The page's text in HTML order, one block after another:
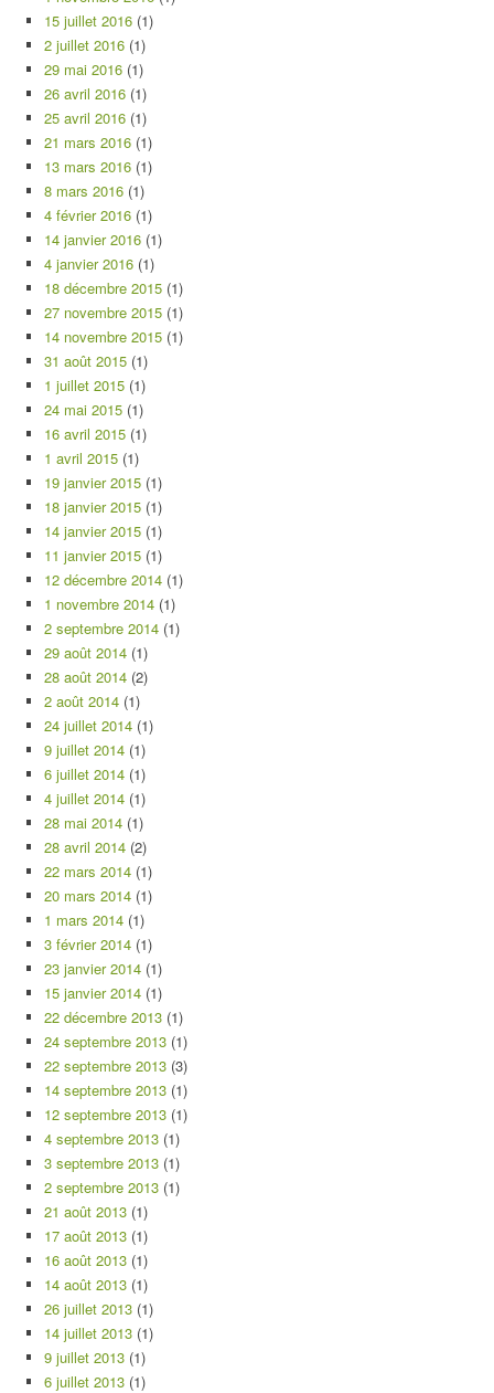
15 juillet 2016 (1)
2 juillet 2016 (1)
29 mai 2016 (1)
26 avril 2016 (1)
25 avril 2016 (1)
21 mars 2016 (1)
13 mars 2016 (1)
8 mars 2016 (1)
4 février 2016 (1)
14 janvier 2016 (1)
4 janvier 2016 (1)
18 décembre 2015 (1)
27 novembre 2015 (1)
14 novembre 2015 (1)
31 août 2015 (1)
1 juillet 2015 (1)
24 mai 2015 (1)
16 avril 2015 (1)
1 avril 2015 (1)
19 janvier 2015 (1)
18 janvier 2015 (1)
14 janvier 2015 (1)
11 janvier 2015 (1)
12 décembre 2014 (1)
1 novembre 2014 (1)
2 septembre 2014 (1)
29 août 2014 (1)
28 août 2014 (2)
2 août 2014 (1)
24 juillet 2014 (1)
9 juillet 2014 (1)
6 juillet 2014 (1)
4 juillet 2014 (1)
28 mai 2014 (1)
28 avril 2014 (2)
22 mars 2014 (1)
20 mars 2014 (1)
1 mars 2014 (1)
3 février 2014 (1)
23 janvier 2014 (1)
15 janvier 2014 (1)
22 décembre 2013 (1)
24 septembre 2013 (1)
22 septembre 2013 (3)
14 septembre 2013 (1)
12 septembre 2013 (1)
4 septembre 2013 (1)
3 septembre 2013 (1)
2 septembre 2013 (1)
21 août 2013 (1)
17 août 2013 (1)
16 août 2013 (1)
14 août 2013 (1)
26 juillet 2013 (1)
14 juillet 2013 (1)
9 juillet 2013 (1)
6 juillet 2013 (1)